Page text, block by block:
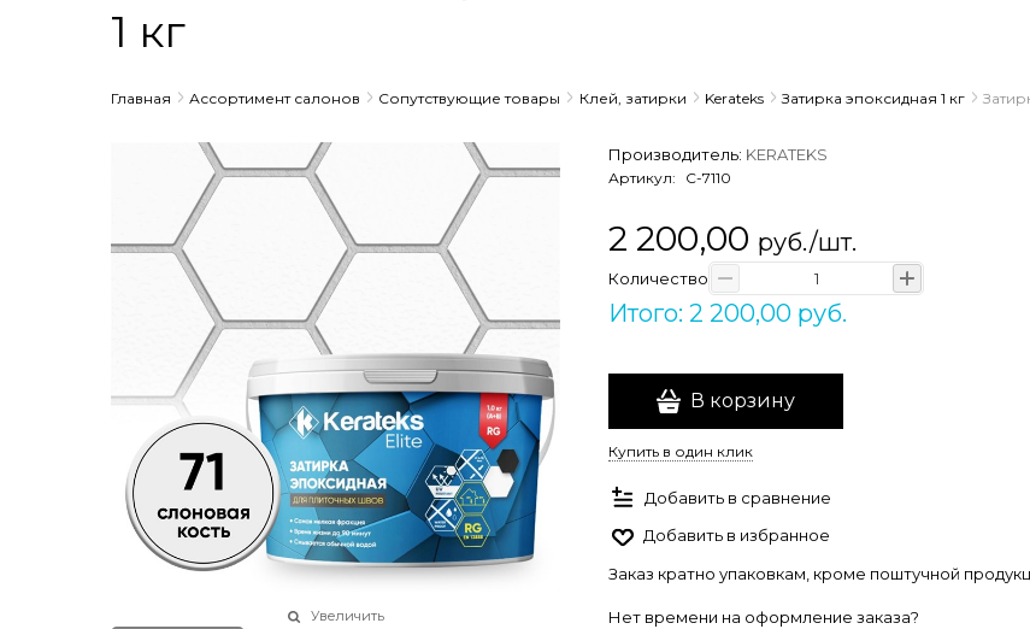
1 кг
Главная Ассортимент салонов Сопутствующие товары Клей, затирки Kerateks Затирка эпоксидная 1 кг
Увеличить
Производитель: KERATEKS
Артикул: С-7110
2 200,00 руб./шт.
Количество
Итого: 2 200,00 руб.
В корзину
Купить в один клик
Добавить в сравнение
Добавить в избранное
Заказ кратно упаковкам, кроме поштучной
Нет времени на оформление заказа?